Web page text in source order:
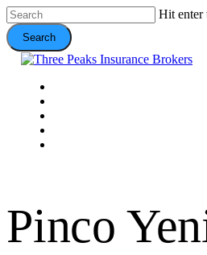
Skip
to
main
content
Hit enter
Search
Close
Menu
Pinco